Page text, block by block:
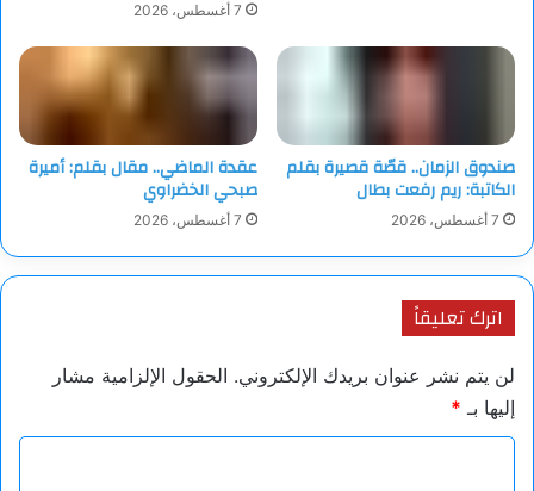
7 أغسطس، 2026
صندوق الزمان.. قصّة قصيرة بقلم
الكاتبة: ريم رفعت بطال
7 أغسطس، 2026
عقدة الماضي.. مقال بقلم: أميرة
صبحي الخضراوي
7 أغسطس، 2026
اترك تعليقاً
لن يتم نشر عنوان بريدك الإلكتروني. الحقول الإلزامية مشار
إليها بـ *